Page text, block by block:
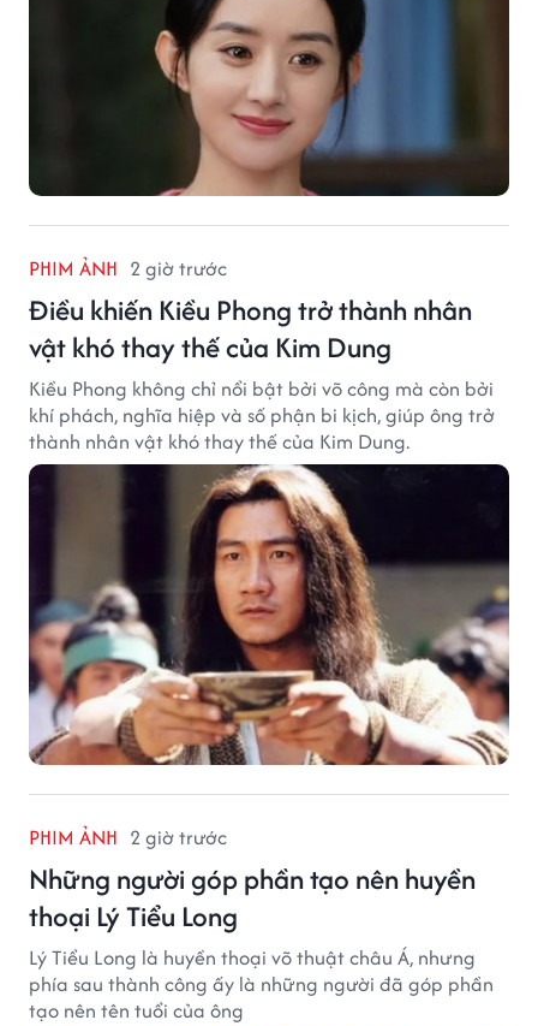
PHIM ẢNH 2 giờ trước
Điều khiến Kiều Phong trở thành nhân
vật khó thay thế của Kim Dung
Kiều Phong không chỉ nổi bật bởi võ công mà còn bởi
khí phách, nghĩa hiệp và số phận bi kịch, giúp ông trở
thành nhân vật khó thay thế của Kim Dung.
PHIM ẢNH 2 giờ trước
Những người góp phần tạo nên huyền
thoại Lý Tiểu Long
Lý Tiểu Long là huyền thoại võ thuật châu Á, nhưng
phía sau thành công ấy là những người đã góp phần
tạo nên tên tuổi của ông